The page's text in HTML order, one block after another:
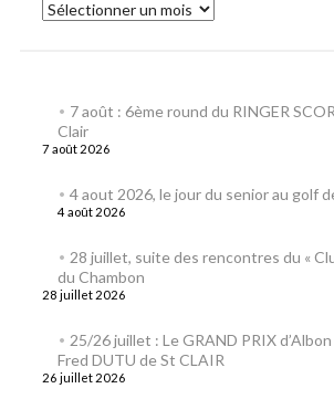
7 août : 6ème round du RINGER
Clair
7 août 2026
4 aout 2026, le jour du senior au golf
4 août 2026
28 juillet, suite des rencontres du «
du Chambon
28 juillet 2026
25/26 juillet : Le GRAND PRIX
Fred DUTU de St CLAIR
26 juillet 2026